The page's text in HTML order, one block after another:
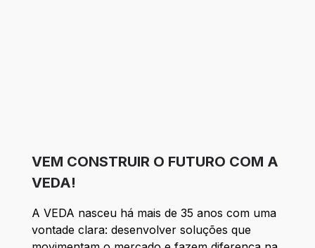
VEM CONSTRUIR O FUTURO COM A
VEDA!
A VEDA nasceu há mais de 35 anos com uma
vontade clara: desenvolver soluções que